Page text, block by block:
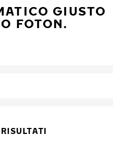
GIUSTO
FOTON.